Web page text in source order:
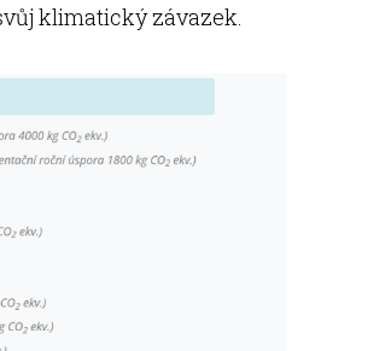
klimatický závazek.